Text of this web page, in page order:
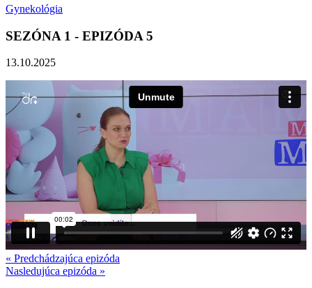
Gynekológia
SEZÓNA 1 - EPIZÓDA 5
13.10.2025
« Predchádzajúca epizóda
Nasledujúca epizóda »